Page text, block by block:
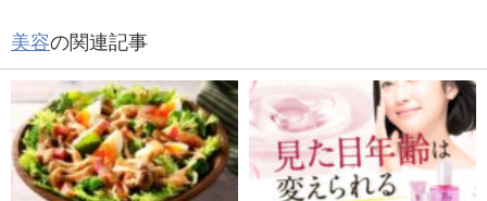
美容の関連記事